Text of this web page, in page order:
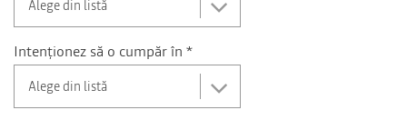
Intenționez să o cumpăr în *